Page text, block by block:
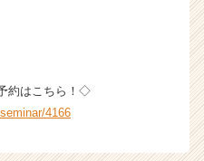
約はこちら！◇
4166